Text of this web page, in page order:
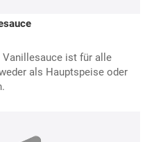
Vanillesauce ist für alle
als Hauptspeise oder